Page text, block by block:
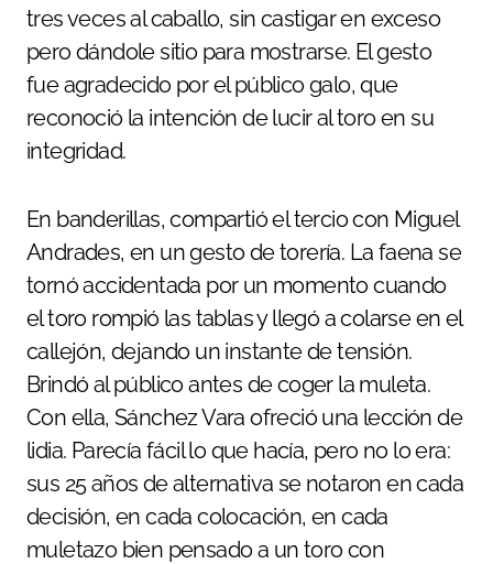
tres veces al caballo, sin castigar en exceso
pero dándole sitio para mostrarse. El gesto
fue agradecido por el público galo, que
reconoció la intención de lucir al toro en su
integridad.
En banderillas, compartió el tercio con Miguel
Andrades, en un gesto de torería. La faena se
tornó accidentada por un momento cuando
el toro rompió las tablas y llegó a colarse en el
callejón, dejando un instante de tensión.
Brindó al público antes de coger la muleta.
Con ella, Sánchez Vara ofreció una lección de
lidia. Parecía fácil lo que hacía, pero no lo era:
sus 25 años de alternativa se notaron en cada
decisión, en cada colocación, en cada
muletazo bien pensado a un toro con